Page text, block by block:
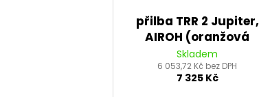
přilba TRR 2 Jupiter,
AIROH (oranžová
matná) 2026
Skladem
6 053,72 Kč bez DPH
7 325 Kč